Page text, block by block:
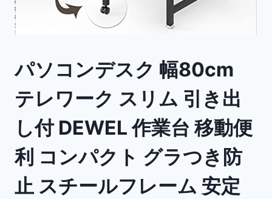
パソコンデスク 幅80cm
テレワーク スリム 引き出
し付 DEWEL 作業台 移動便
利 コンパクト グラつき防
止 スチールフレーム 安定